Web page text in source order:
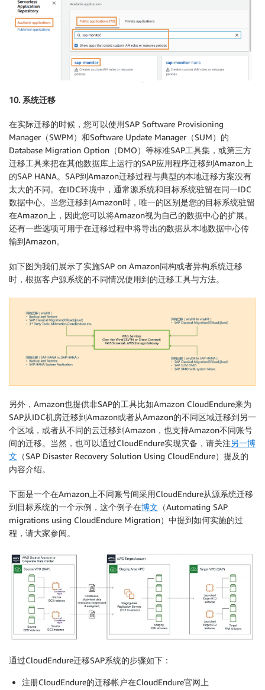
10. 系统迁移
在实际迁移的时候，您可以使用SAP Software Provisioning
Manager（SWPM）和Software Update Manager（SUM）的
Database Migration Option（DMO）等标准SAP工具集，或第三方
迁移工具来把在其他数据库上运行的SAP应用程序迁移到Amazon上
的SAP HANA。SAP到Amazon迁移过程与典型的本地迁移方案没有
太大的不同。在IDC环境中，通常源系统和目标系统驻留在同一IDC
数据中心。当您迁移到Amazon时，唯一的区别是您的目标系统驻留
在Amazon上，因此您可以将Amazon视为自己的数据中心的扩展。
还有一些选项可用于在迁移过程中将导出的数据从本地数据中心传
输到Amazon。
如下图为我们展示了实施SAP on Amazon同构或者异构系统迁移
时，根据客户源系统的不同情况使用到的迁移工具与方法。
另外，Amazon也提供非SAP的工具比如Amazon CloudEndure来为
SAP从IDC机房迁移到Amazon或者从Amazon的不同区域迁移到另一
个区域，或者从不同的云迁移到Amazon，也支持Amazon不同账号
间的迁移。当然，也可以通过CloudEndure实现灾备，请关注另一博
文 （SAP Disaster Recovery Solution Using CloudEndure）提及的
内容介绍。
下面是一个在Amazon上不同账号间采用CloudEndure从源系统迁移
到目标系统的一个示例，这个例子在博文 （Automating SAP
migrations using CloudEndure Migration）中提到如何实施的过
程，请大家参阅。
通过CloudEndure迁移SAP系统的步骤如下：
注册CloudEndure的迁移帐户在CloudEndure官网上